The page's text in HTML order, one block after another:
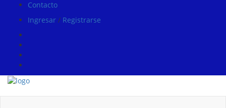
Contacto
Ingresar / Registrarse